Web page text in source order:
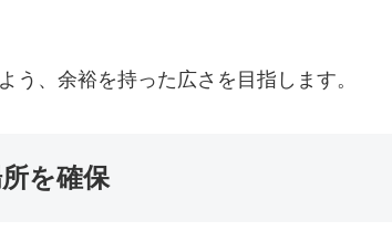
う、余裕を持った広さを目指します。
を確保